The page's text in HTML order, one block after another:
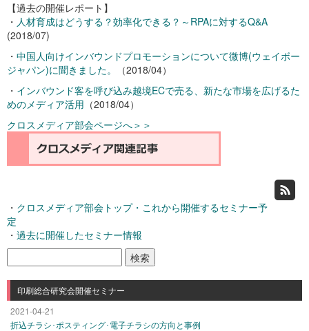
【過去の開催レポート】
・ 人材育成はどうする？効率化できる？～RPAに対するQ&A
(2018/07)
・ 中国人向けインバウンドプロモーションについて微博(ウェイボー
ジャパン)に聞きました。
（2018/04）
・ インバウンド客を呼び込み越境ECで売る、新たな市場を広げるた
めのメディア活用 （2018/04）
クロスメディア部会ページへ＞＞
・ クロスメディア部会トップ・これから開催するセミナー予
定
・ 過去に開催したセミナー情報
索:
印刷総合研究会開催セミナー
2021-04-21
折込チラシ･ポスティング･電子チラシの方向と事例